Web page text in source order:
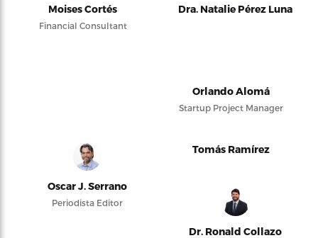
Moises Cortés
Financial Consultant
Dra. Natalie Pérez Luna
Orlando Alomá
Startup Project Manager
Oscar J. Serrano
Periodista Editor
Tomás Ramírez
Dr. Ronald Collazo